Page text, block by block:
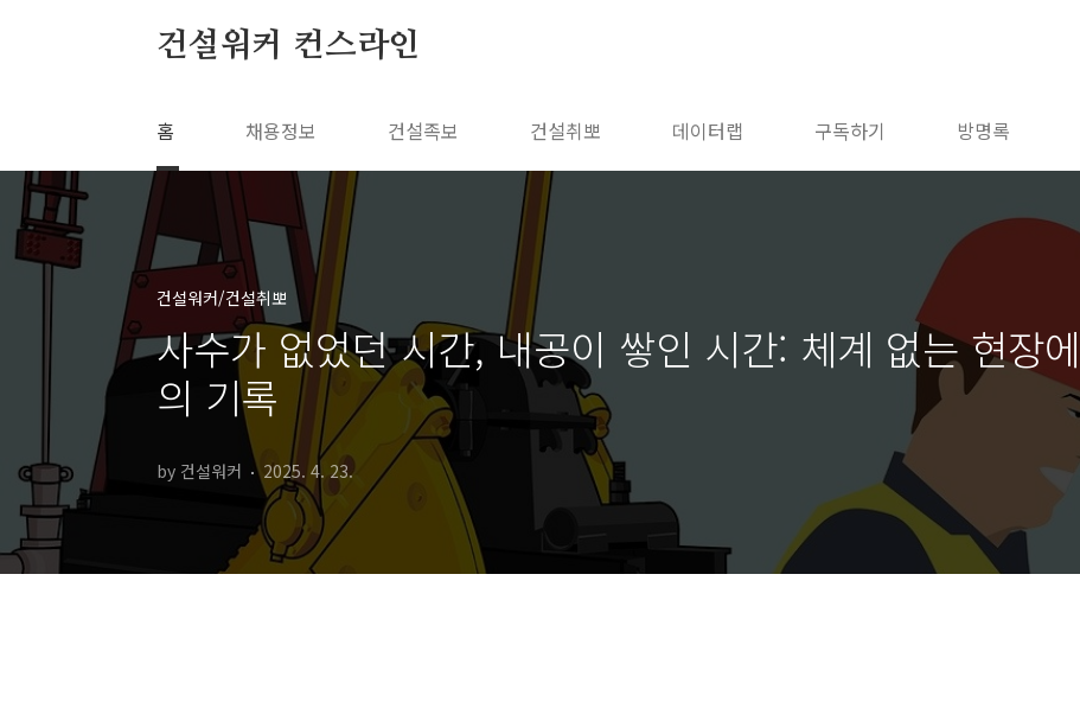
건설워커 컨스라인
홈 채용정보 건설족보 건설취뽀 데이터랩 구독하기 방명록
건설워커/건설취뽀
사수가 없었던 시간, 내공이 쌓인 시간: 체계 없는 현장
의 기록
by 건설워커 2025. 4. 23.